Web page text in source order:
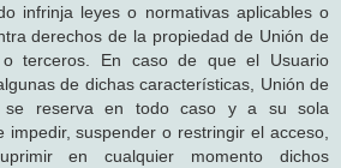
infrinja leyes o normativas aplicables o
derechos de la propiedad de Unión de
o terceros. En caso de que el Usuario
de dichas características, Unión de
se reserva en todo caso y a su sola
impedir, suspender o restringir el acceso,
en cualquier momento dichos